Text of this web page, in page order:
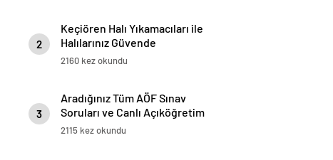
2
Keçiören Halı Yıkamacıları ile
Halılarınız Güvende
2160 kez okundu
3
Aradığınız Tüm AÖF Sınav
Soruları ve Canlı Açıköğretim
Forumu Burada
2115 kez okundu